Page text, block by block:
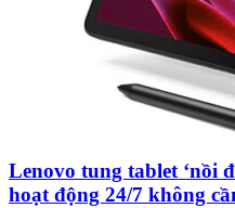
Lenovo tung tablet ‘nồi
hoạt động 24/7 không